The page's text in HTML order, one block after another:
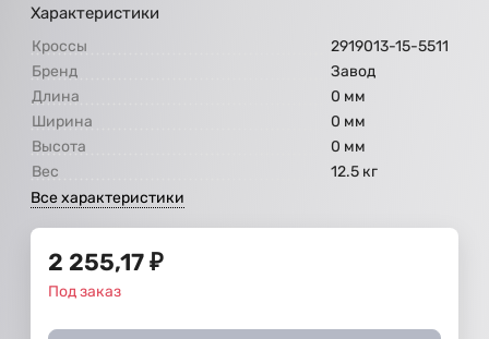
Характеристики
Кроссы
2919013-15-5511
Бренд
Завод
Длина
0 мм
Ширина
0 мм
Высота
0 мм
Вес
12.5 кг
Все характеристики
2 255,17 ₽
Под заказ